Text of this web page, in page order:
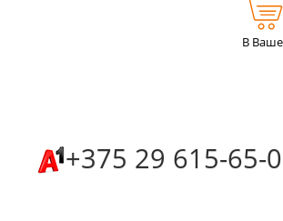
‎+375 29 615-65-
В